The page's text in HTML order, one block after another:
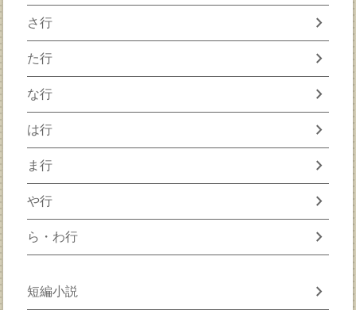
さ行 chevron_right
た行 chevron_right
な行 chevron_right
は行 chevron_right
ま行 chevron_right
や行 chevron_right
ら・わ行 chevron_right
短編小説 chevron_right